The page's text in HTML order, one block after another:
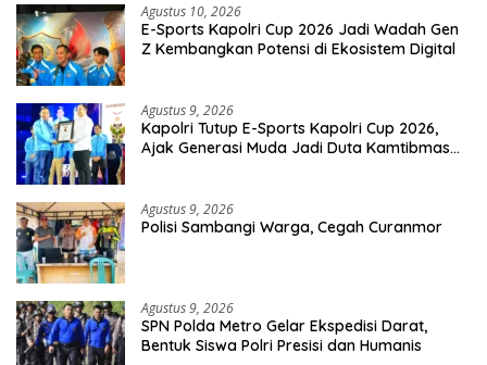
Agustus 10, 2026
E-Sports Kapolri Cup 2026 Jadi Wadah Gen
Z Kembangkan Potensi di Ekosistem Digital
Agustus 9, 2026
Kapolri Tutup E-Sports Kapolri Cup 2026,
Ajak Generasi Muda Jadi Duta Kamtibmas
Agustus 9, 2026
Polisi Sambangi Warga, Cegah Curanmor
Agustus 9, 2026
SPN Polda Metro Gelar Ekspedisi Darat,
Bentuk Siswa Polri Presisi dan Humanis